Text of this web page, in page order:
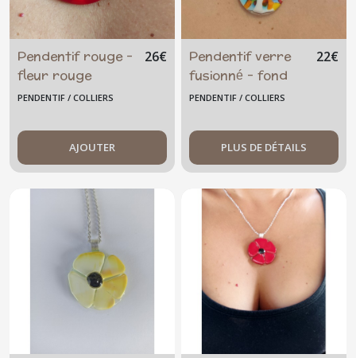
Pendentif rouge -
fleur rouge
26€
PENDENTIF / COLLIERS
AJOUTER
Pendentif verre
fusionné - fond
noir - dichroïque-
multicolores
22€
PENDENTIF / COLLIERS
PLUS DE DÉTAILS